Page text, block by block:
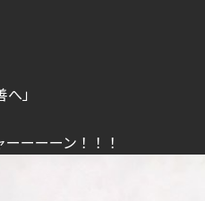
」
ーーーン！！！